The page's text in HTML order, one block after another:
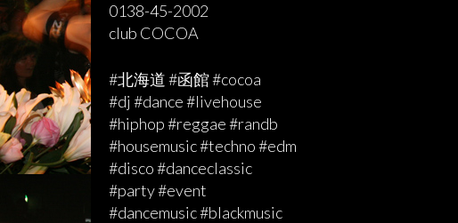
0138-45-2002
club COCOA
#北海道 #函館 #cocoa
#dj #dance #livehouse
#hiphop #reggae #randb
#housemusic #techno #edm
#disco #danceclassic
#party #event
#dancemusic #blackmusic